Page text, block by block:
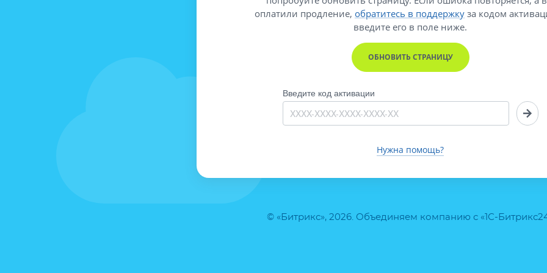
© «Битрикс», 2026. Объединяем компанию с «1С-
оплатили продление, обратитесь в поддержку за кодом
введите его в поле ниже.
ОБНОВИТЬ СТРАНИЦУ
Введите код активации
Нужна помощь?